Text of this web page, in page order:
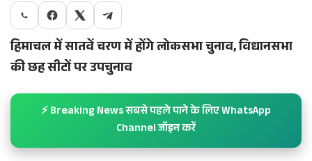
हिमाचल में सातवें चरण में होंगे लोकसभा चुनाव, विधानसभा
की छह सीटों पर उपचुनाव
⚡ Breaking News सबसे पहले पाने के लिए WhatsApp
Channel जॉइन करें